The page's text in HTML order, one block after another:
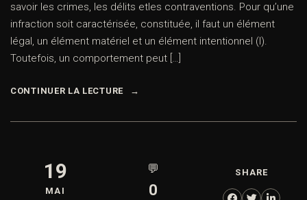
savoir les crimes, les délits etles contraventions. Pour qu’une
infraction soit caractérisée, constituée, il faut un élément
légal, un élément matériel et un élément intentionnel (I).
Toutefois, un comportement peut […]
CONTINUER LA LECTURE
19
MAI
💬
0
SHARE